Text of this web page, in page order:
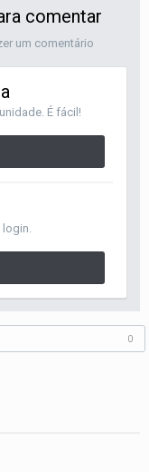
comentar
um comentário
É fácil!
0